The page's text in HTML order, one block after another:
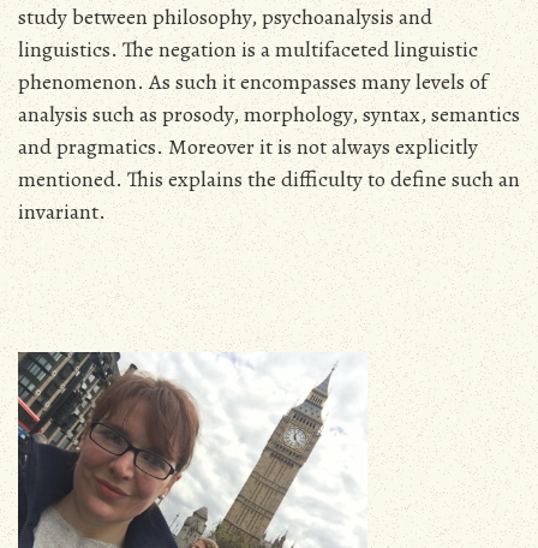
study between philosophy, psychoanalysis and
linguistics. The negation is a multifaceted linguistic
phenomenon. As such it encompasses many levels of
analysis such as prosody, morphology, syntax, semantics
and pragmatics. Moreover it is not always explicitly
mentioned. This explains the difficulty to define such an
invariant.